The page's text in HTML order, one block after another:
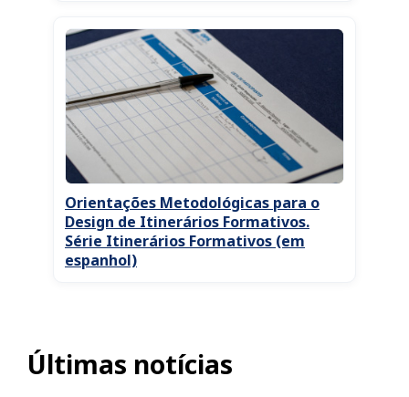
Orientações Metodológicas para o
Design de Itinerários Formativos.
Série Itinerários Formativos (em
espanhol)
Últimas notícias